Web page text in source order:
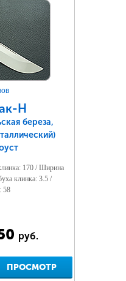
Н
береза,
170 / Ширина
клинка: 3.5 /
58
руб.
ПРОСМОТР